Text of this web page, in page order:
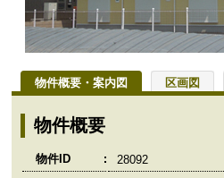
物件概要・案内図 区画図
物件概要
物件ID 28092